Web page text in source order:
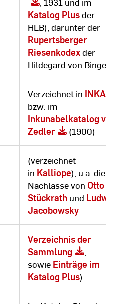
Katalog Plusder
HLB), darunter der
Rupertsberger
Riesenkodexder
Hildegard von Bingen
Verzeichnet in INKA
bzw. im
Inkunabelkatalog von
Zedler
(1900)
(verzeichnet
in Kalliope), u.a. die
Nachlässe von Otto
Stückrath und Ludwig
Jacobowsky
Verzeichnis der
Sammlung
sowie Einträge im
Katalog Plus)